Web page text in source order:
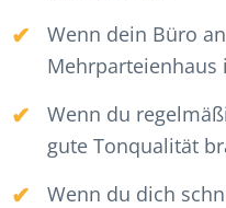
Wenn dein Büro
Mehrparteienhaus
Wenn du
gute Tonqualität
Wenn du dich